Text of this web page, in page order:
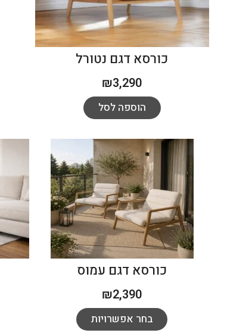
כורסא דגם נטורל
₪3,290
הוספה לסל
כורסא דגם עמוס
₪2,390
בחר אפשרויות